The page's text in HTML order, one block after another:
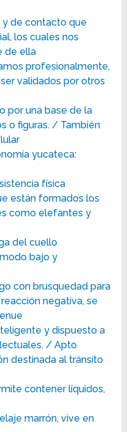
y de contacto que
los cuales nos
de ella
profesionalmente,
validados por otros
por una base de la
o figuras. / También
yucateca:
física
están formados los
como elefantes y
del cuello
bajo y
con brusquedad para
negativa, se
y dispuesto a
/ Apto
destinada al tránsito
contener líquidos,
marrón, vive en